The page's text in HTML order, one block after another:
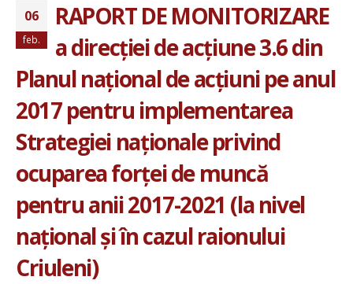
06
feb.
RAPORT DE MONITORIZARE
a direcției de acțiune 3.6 din
Planul național de acțiuni pe anul
2017 pentru implementarea
Strategiei naționale privind
ocuparea forței de muncă
pentru anii 2017-2021 (la nivel
național și în cazul raionului
Criuleni)